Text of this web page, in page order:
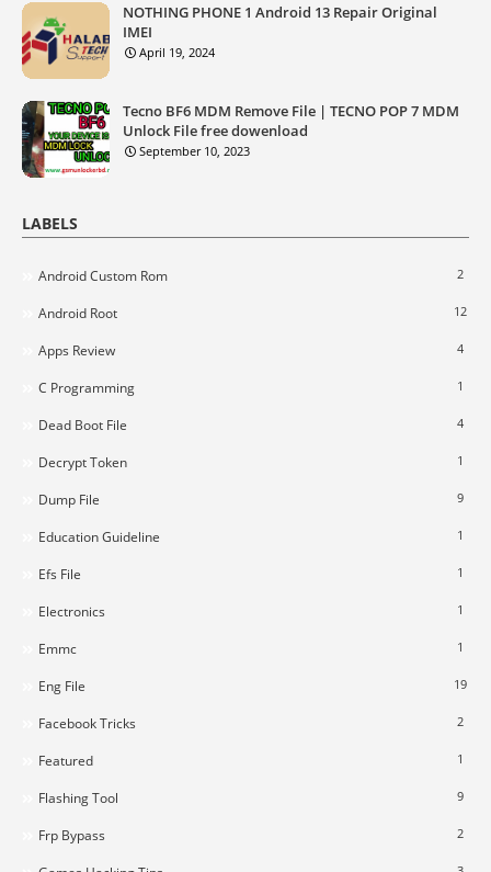
NOTHING PHONE 1 Android 13 Repair Original
IMEI
April 19, 2024
Tecno BF6 MDM Remove File | TECNO POP 7 MDM
Unlock File free dowenload
September 10, 2023
LABELS
Android Custom Rom 2
Android Root 12
Apps Review 4
C Programming 1
Dead Boot File 4
Decrypt Token 1
Dump File 9
Education Guideline 1
Efs File 1
Electronics 1
Emmc 1
Eng File 19
Facebook Tricks 2
Featured 1
Flashing Tool 9
Frp Bypass 2